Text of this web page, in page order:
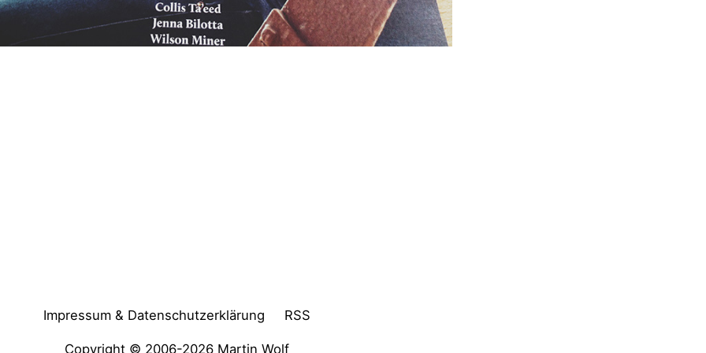
Impressum & Datenschutzerklärung RSS
Copyright © 2006-2026 Martin Wolf